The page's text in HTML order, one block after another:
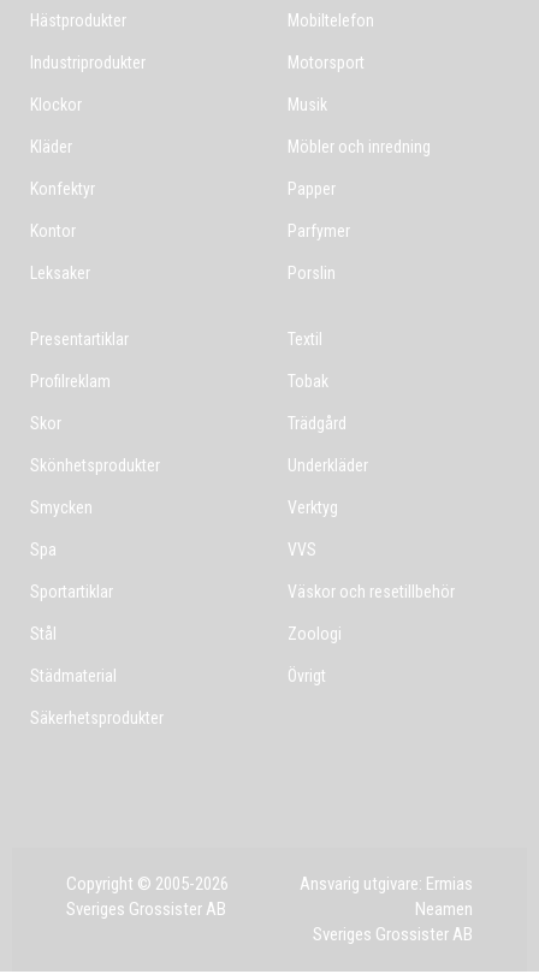
Hästprodukter
Industriprodukter
Klockor
Kläder
Konfektyr
Kontor
Leksaker
Mobiltelefon
Motorsport
Musik
Möbler och inredning
Papper
Parfymer
Porslin
Presentartiklar
Profilreklam
Skor
Skönhetsprodukter
Smycken
Spa
Sportartiklar
Stål
Städmaterial
Säkerhetsprodukter
Textil
Tobak
Trädgård
Underkläder
Verktyg
VVS
Väskor och resetillbehör
Zoologi
Övrigt
Copyright © 2005-2026
Sveriges Grossister AB
Ansvarig utgivare: Ermias
Neamen
Sveriges Grossister AB